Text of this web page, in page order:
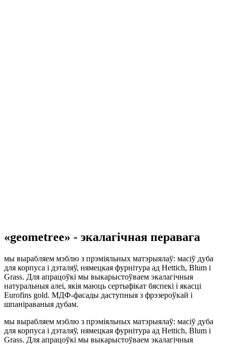
«geometree» - экалагічная перавага
мы вырабляем мэблю з прэміяльных матэрыялаў: масіў дуба
для корпуса і дэталяў, нямецкая фурнітура ад Hettich, Blum і
Grass. Для апрацоўкі мы выкарыстоўваем экалагічныя
натуральныя алеі, якія маюць сертыфікат бяспекі і якасці
Eurofins gold. МДФ-фасады даступныя з фрэзероўкай і
шпаніраваныя дубам.
мы вырабляем мэблю з прэміяльных матэрыялаў: масіў дуба
для корпуса і дэталяў, нямецкая фурнітура ад Hettich, Blum і
Grass. Для апрацоўкі мы выкарыстоўваем экалагічныя